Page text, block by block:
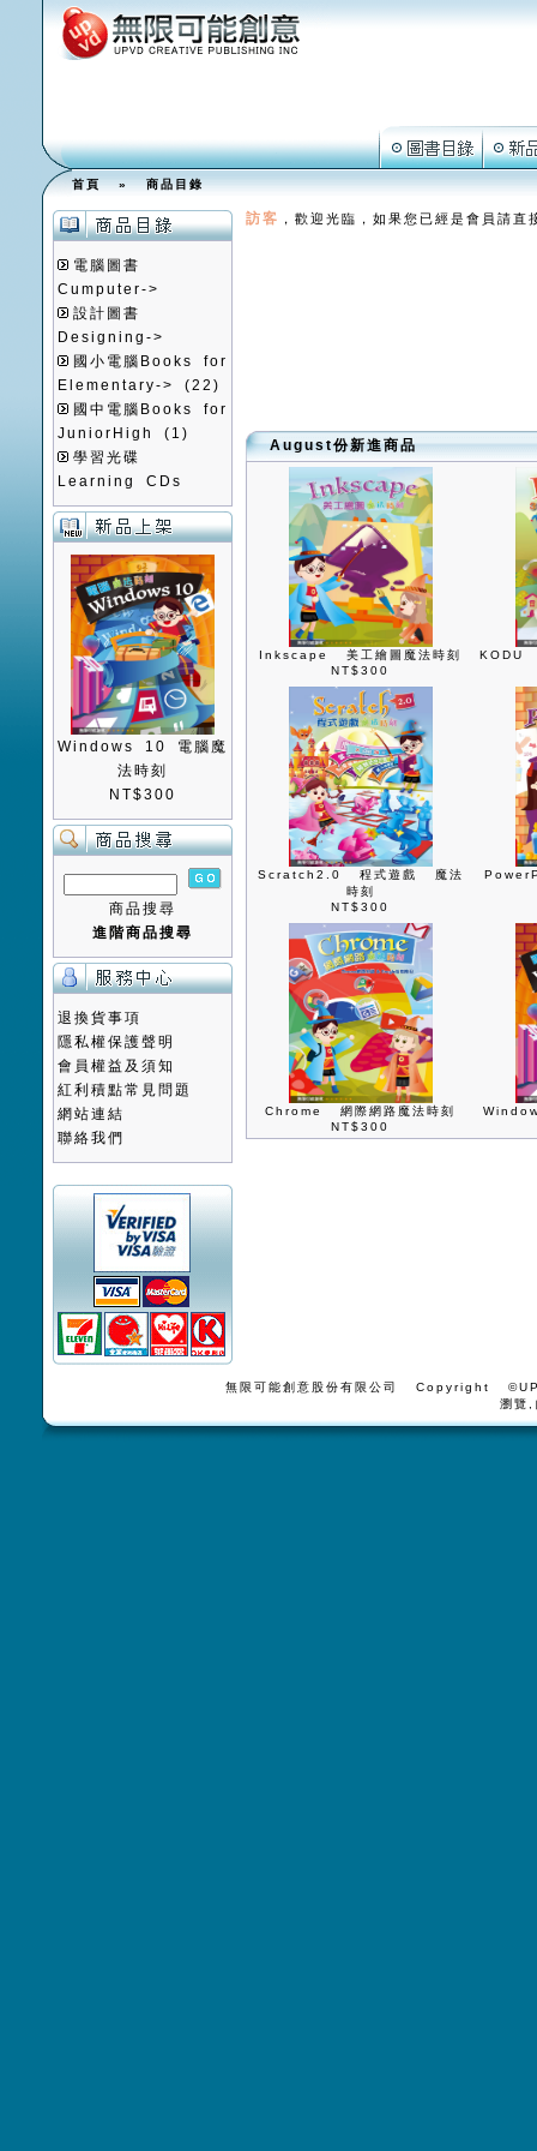
首頁»商品目錄
電腦圖書
Cumputer->
設計圖書
Designing->
國小電腦Books for
Elementary->
(22)
國中電腦Books for
JuniorHigh
(1)
學習光碟
Learning CDs
Windows 10 電腦魔
法時刻
NT$300
商品搜尋
進階商品搜尋
退換貨事項
隱私權保護聲明
會員權益及須知
紅利積點常見問題
網站連結
聯絡我們
訪客 ，歡迎光臨，如果您已經是會員請直
August份新進商品
Inkscape 美工繪圖魔法時刻
NT$300
KODU
Scratch2.0 程式遊戲 魔法
時刻
NT$300
Chrome 網際網路魔法時刻
NT$300
無限可能創意股份有限公司 Copyright
瀏